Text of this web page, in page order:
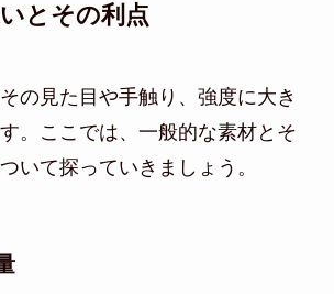
とその利点
の見た目や手触り、強度に大き
。ここでは、一般的な素材とそ
いて探っていきましょう。